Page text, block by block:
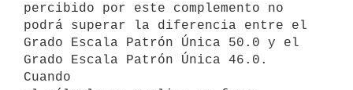
percibido por este complemento no
podrá superar la diferencia entre el
Grado Escala Patrón Única 50.0 y el
Grado Escala Patrón Única 46.0.
Cuando